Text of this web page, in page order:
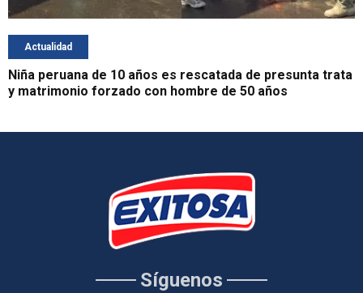
Actualidad
Niña peruana de 10 años es rescatada de presunta trata
y matrimonio forzado con hombre de 50 años
Síguenos